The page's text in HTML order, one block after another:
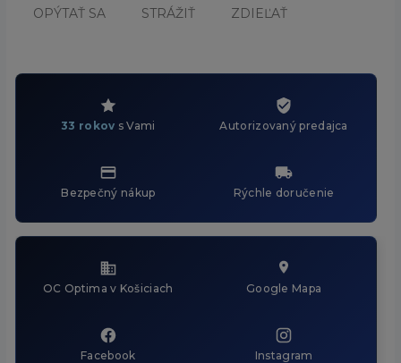
OPÝTAŤ SA STRÁŽIŤ ZDIEĽAŤ
33 rokov s Vami Autorizovaný predajca
Bezpečný nákup Rýchle doručenie
OC Optima v Košiciach Google Mapa
Facebook Instagram